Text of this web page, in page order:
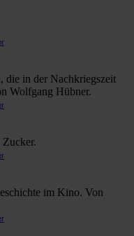
die in der Nachkriegszeit
Wolfgang Hübner.
im Kino. Von